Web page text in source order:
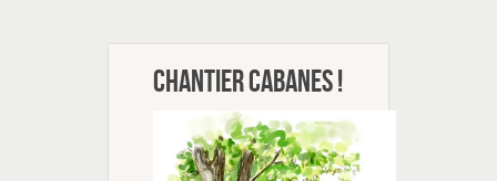
Chantier cabanes !